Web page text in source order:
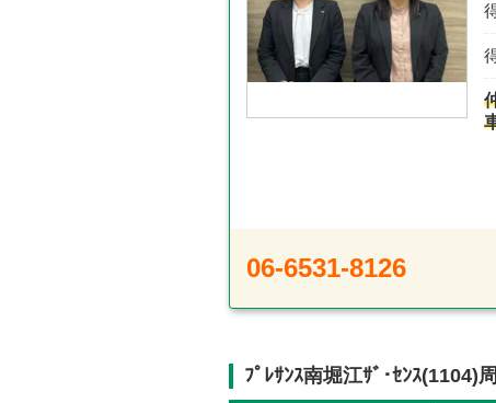
06-6531-8126
ﾌﾟﾚｻﾝｽ南堀江ｻﾞ･ｾﾝｽ(1104)